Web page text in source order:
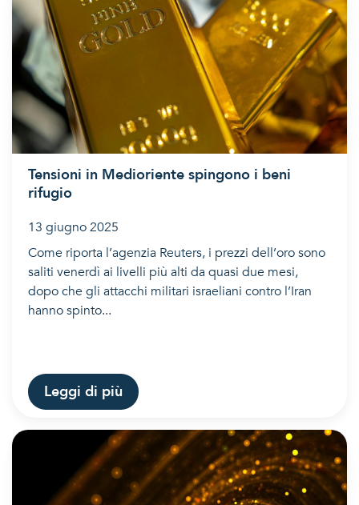
Tensioni in Medioriente spingono i beni
rifugio
13 giugno 2025
Come riporta l’agenzia Reuters, i prezzi dell’oro sono
saliti venerdì ai livelli più alti da quasi due mesi,
dopo che gli attacchi militari israeliani contro l’Iran
hanno spinto...
Leggi di più